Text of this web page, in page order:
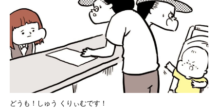
どうも！しゅう くりぃむです！